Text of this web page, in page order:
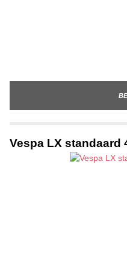
Vespa LX standaard